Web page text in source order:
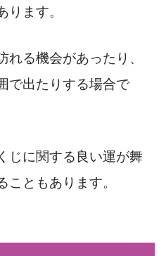
ります。
る機会があったり、
で出たりする場合で
じに関する良い運が舞
こともあります。